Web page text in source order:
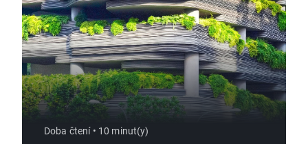
Doba čtení • 10 minut(y)